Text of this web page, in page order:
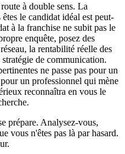
à double sens. La
le candidat idéal est peut-
à la franchise ne subit pas le
enquête, posez des
la rentabilité réelle des
de communication.
ne passe pas pour un
un professionnel qui mène
reconnaîtra en vous le
prépare. Analysez-vous,
vous n'êtes pas là par hasard.